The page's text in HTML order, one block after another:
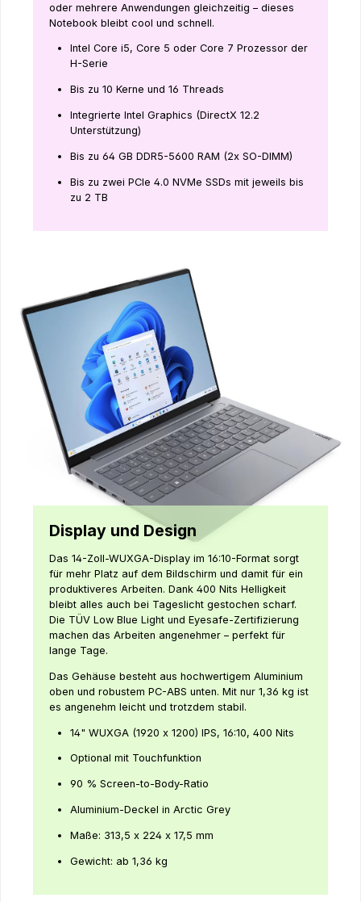
oder mehrere Anwendungen gleichzeitig – dieses
Notebook bleibt cool und schnell.
Intel Core i5, Core 5 oder Core 7 Prozessor der
H-Serie
Bis zu 10 Kerne und 16 Threads
Integrierte Intel Graphics (DirectX 12.2
Unterstützung)
Bis zu 64 GB DDR5-5600 RAM (2x SO-DIMM)
Bis zu zwei PCIe 4.0 NVMe SSDs mit jeweils bis
zu 2 TB
Display und Design
Das 14-Zoll-WUXGA-Display im 16:10-Format sorgt
für mehr Platz auf dem Bildschirm und damit für ein
produktiveres Arbeiten. Dank 400 Nits Helligkeit
bleibt alles auch bei Tageslicht gestochen scharf.
Die TÜV Low Blue Light und Eyesafe-Zertifizierung
machen das Arbeiten angenehmer – perfekt für
lange Tage.
Das Gehäuse besteht aus hochwertigem Aluminium
oben und robustem PC-ABS unten. Mit nur 1,36 kg ist
es angenehm leicht und trotzdem stabil.
14" WUXGA (1920 x 1200) IPS, 16:10, 400 Nits
Optional mit Touchfunktion
90 % Screen-to-Body-Ratio
Aluminium-Deckel in Arctic Grey
Maße: 313,5 x 224 x 17,5 mm
Gewicht: ab 1,36 kg